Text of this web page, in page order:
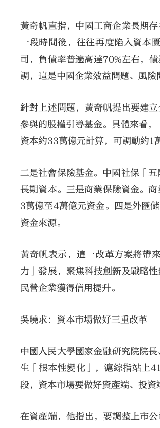
黃奇帆直指，中國工商企業長期
一段時間後，往往再度陷入資本
司，負債率普遍高達70%左右，
調，這是中國企業效益問題、風險
針對上述問題，黃奇帆提出要建
參與的股權引導基金。具體來看
資本約33萬億元計算，可調動約1
二是社會保險基金。中國社保「
長期資本。三是商業保險資金。
3萬億至4萬億元資金。四是外匯
資金來源。
黃奇帆表示，這一改革方案將帶
力」發展，聚焦科技創新及戰略
民營企業獲得信用提升。
吳曉求：資本市場做好三重改革
中國人民大學國家金融研究院院
生「根本性變化」，滬綜指站上
段，資本市場要做好資產端、投資
在資產端，他指出，要調整上市